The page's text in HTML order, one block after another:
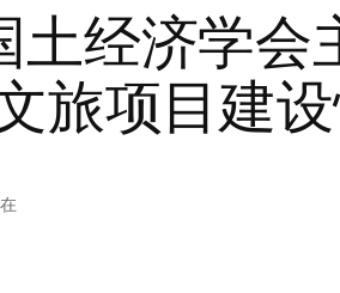
土经济学会
旅项目建
在